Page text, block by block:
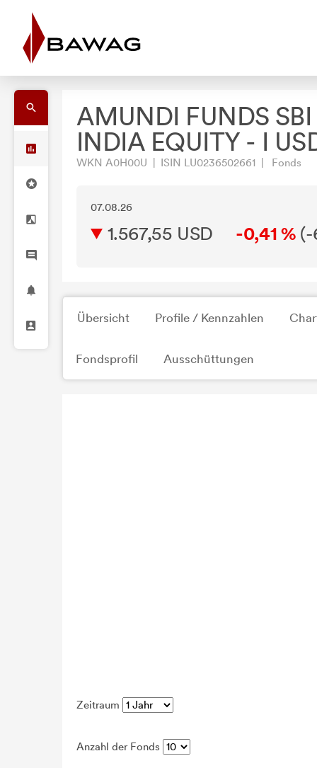
AMUNDI FUNDS
INDIA EQUITY - I
WKN A0H00U | ISIN LU0236502661 | Fonds
07.08.26
1.567,55 USD -0,41 % (-
Übersicht Profile / Kennzahlen
Fondsprofil Ausschüttungen
Zeitraum
Anzahl der Fonds